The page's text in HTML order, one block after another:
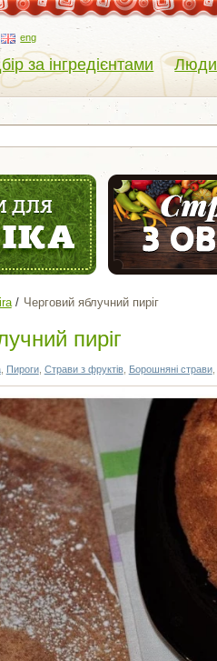
eng
за інгредієнтами Люди
Черговий яблучний пиріг
пиріг
, Пироги, Страви з фруктів, Борошняні страви,